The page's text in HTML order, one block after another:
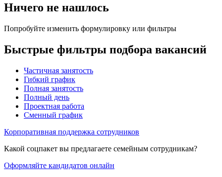
Ничего не нашлось
Попробуйте изменить формулировку или фильтры
Быстрые фильтры подбора вакансий
Частичная занятость
Гибкий график
Полная занятость
Полный день
Проектная работа
Сменный график
Корпоративная поддержка сотрудников
Какой соцпакет вы предлагаете семейным сотрудникам?
Оформляйте кандидатов онлайн